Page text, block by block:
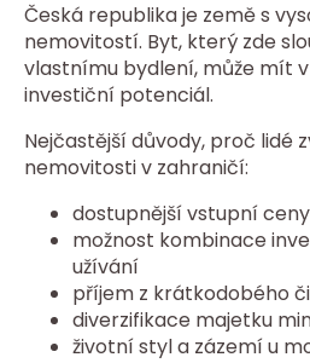
Česká republika je země s
nemovitostí. Byt, který zde
vlastnímu bydlení, může mít
investiční potenciál.
Nejčastější důvody, proč lidé
nemovitosti v zahraničí:
dostupnější vstupní ceny
možnost kombinace
užívání
příjem z krátkodobého
diverzifikace majetku
životní styl a zázemí u